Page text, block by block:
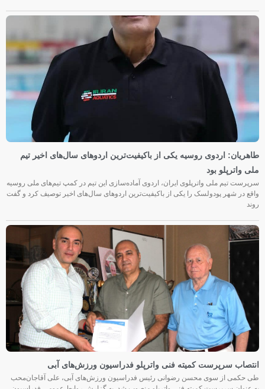
طاهریان: اردوی روسیه یکی از باکیفیت‌ترین اردوهای سال‌های اخیر تیم
ملی واترپلو بود
سرپرست تیم ملی واترپلوی ایران، اردوی آماده‌سازی این تیم در کمپ تیم‌های ملی روسیه
واقع در شهر پودولسک را یکی از باکیفیت‌ترین اردوهای سال‌های اخیر توصیف کرد و گفت
روند
انتصاب سرپرست کمیته فنی واترپلو فدراسیون ورزش‌های آبی
طی حکمی از سوی محسن رضوانی رئیس فدراسیون ورزش‌های آبی، علی آقاجان‌محب